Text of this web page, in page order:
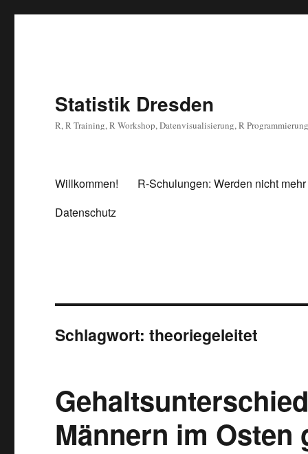
Statistik Dresden
R, R Training, R Workshop, Datenvisualisierung, R Programmierung
Willkommen! R-Schulungen: Werden nicht
Datenschutz
Schlagwort:theoriegeleitet
Männern im Osten